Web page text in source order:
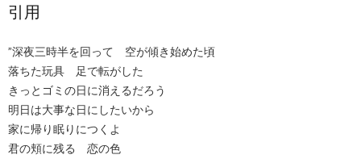
引用
”深夜三時半を回って 空が傾き始めた頃
落ちた玩具 足で転がした
きっとゴミの日に消えるだろう
明日は大事な日にしたいから
家に帰り眠りにつくよ
君の頬に残る 恋の色